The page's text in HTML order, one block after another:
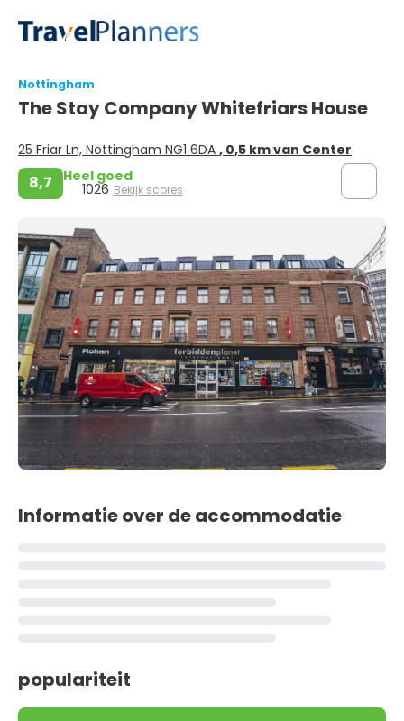
Nottingham
The Stay Company Whitefriars House
25 Friar Ln, Nottingham NG1 6DA , 0,5 km van Center
8,7 Heel goed
1026 Bekijk scores
Informatie over de accommodatie
populariteit